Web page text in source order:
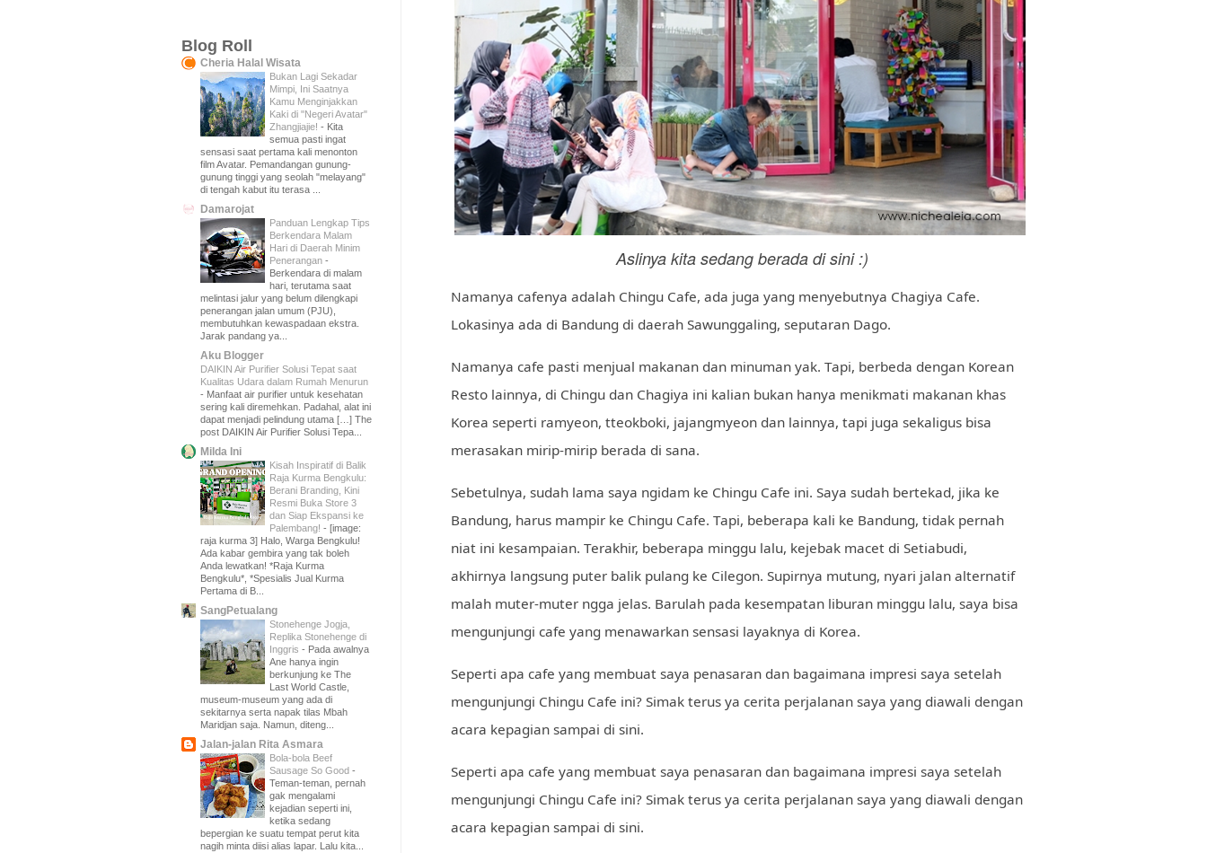
Aslinya kita sedang berada di sini :)
Namanya cafenya adalah Chingu Cafe, ada juga yang menyebutnya Chagiya Cafe.
Lokasinya ada di Bandung di daerah Sawunggaling, seputaran Dago.
Namanya cafe pasti menjual makanan dan minuman yak. Tapi, berbeda dengan Korean
Resto lainnya, di Chingu dan Chagiya ini kalian bukan hanya menikmati makanan khas
Korea seperti ramyeon, tteokboki, jajangmyeon dan lainnya, tapi juga sekaligus bisa
merasakan mirip-mirip berada di sana.
Sebetulnya, sudah lama saya ngidam ke Chingu Cafe ini. Saya sudah bertekad, jika ke
Bandung, harus mampir ke Chingu Cafe. Tapi, beberapa kali ke Bandung, tidak pernah
niat ini kesampaian. Terakhir, beberapa minggu lalu, kejebak macet di Setiabudi,
akhirnya langsung puter balik pulang ke Cilegon. Supirnya mutung, nyari jalan alternatif
malah muter-muter ngga jelas. Barulah pada kesempatan liburan minggu lalu, saya bisa
mengunjungi cafe yang menawarkan sensasi layaknya di Korea.
Seperti apa cafe yang membuat saya penasaran dan bagaimana impresi saya setelah
mengunjungi Chingu Cafe ini? Simak terus ya cerita perjalanan saya yang diawali dengan
acara kepagian sampai di sini.
Seperti apa cafe yang membuat saya penasaran dan bagaimana impresi saya setelah
mengunjungi Chingu Cafe ini? Simak terus ya cerita perjalanan saya yang diawali dengan
acara kepagian sampai di sini.
Blog Roll
Cheria Halal Wisata
Bukan Lagi Sekadar
Mimpi, Ini Saatnya
Kamu Menginjakkan
Kaki di "Negeri Avatar"
Zhangjiajie! - Kita
semua pasti ingat
sensasi saat pertama kali menonton
film Avatar. Pemandangan gunung-
gunung tinggi yang seolah "melayang"
di tengah kabut itu terasa ...
Damarojat
Panduan Lengkap Tips
Berkendara Malam
Hari di Daerah Minim
Penerangan -
Berkendara di malam
hari, terutama saat
melintasi jalur yang belum dilengkapi
penerangan jalan umum (PJU),
membutuhkan kewaspadaan ekstra.
Jarak pandang ya...
Aku Blogger
DAIKIN Air Purifier Solusi Tepat saat
Kualitas Udara dalam Rumah Menurun
- Manfaat air purifier untuk kesehatan
sering kali diremehkan. Padahal, alat ini
dapat menjadi pelindung utama […] The
post DAIKIN Air Purifier Solusi Tepa...
Milda Ini
Kisah Inspiratif di Balik
Raja Kurma Bengkulu:
Berani Branding, Kini
Resmi Buka Store 3
dan Siap Ekspansi ke
Palembang! - [image:
raja kurma 3] Halo, Warga Bengkulu!
Ada kabar gembira yang tak boleh
Anda lewatkan! *Raja Kurma
Bengkulu*, *Spesialis Jual Kurma
Pertama di B...
SangPetualang
Stonehenge Jogja,
Replika Stonehenge di
Inggris - Pada awalnya
Ane hanya ingin
berkunjung ke The
Last World Castle,
museum-museum yang ada di
sekitarnya serta napak tilas Mbah
Maridjan saja. Namun, diteng...
Jalan-jalan Rita Asmara
Bola-bola Beef
Sausage So Good -
Teman-teman, pernah
gak mengalami
kejadian seperti ini,
ketika sedang
bepergian ke suatu tempat perut kita
nagih minta diisi alias lapar. Lalu kita...